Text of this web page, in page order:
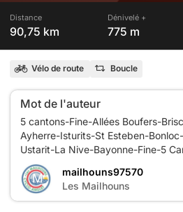
Distance
90,75 km
Dénivelé +
775 m
Vélo de route Boucle
Mot de l'auteur
5 cantons-Fine-Allées Boufers-
Ayherre-Isturits-St Esteben-
M
mailhouns97570
Les Mailhouns